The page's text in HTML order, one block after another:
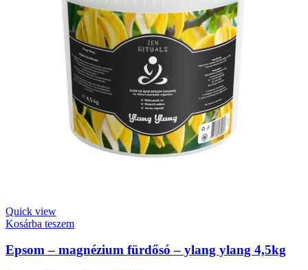
Quick view
Kosárba teszem
Epsom – magnézium fürdősó – ylang ylang 4,5kg